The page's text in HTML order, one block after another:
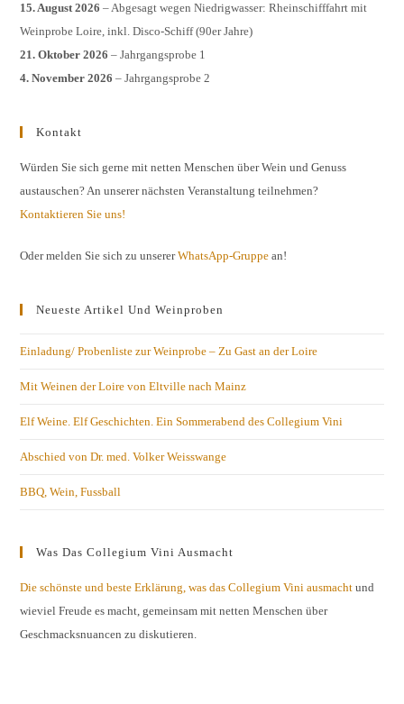
15. August 2026 – Abgesagt wegen Niedrigwasser: Rheinschifffahrt mit
Weinprobe Loire, inkl. Disco-Schiff (90er Jahre)
21. Oktober 2026 – Jahrgangsprobe 1
4. November 2026 – Jahrgangsprobe 2
Kontakt
Würden Sie sich gerne mit netten Menschen über Wein und Genuss
austauschen? An unserer nächsten Veranstaltung teilnehmen?
Kontaktieren Sie uns!
Oder melden Sie sich zu unsererWhatsApp-Gruppe an!
Neueste Artikel Und Weinproben
Einladung/ Probenliste zur Weinprobe – Zu Gast an der Loire
Mit Weinen der Loire von Eltville nach Mainz
Elf Weine. Elf Geschichten. Ein Sommerabend des Collegium Vini
Abschied von Dr. med. Volker Weisswange
BBQ, Wein, Fussball
Was Das Collegium Vini Ausmacht
Die schönste und beste Erklärung, was das Collegium Vini ausmacht und
wieviel Freude es macht, gemeinsam mit netten Menschen über
Geschmacksnuancen zu diskutieren.